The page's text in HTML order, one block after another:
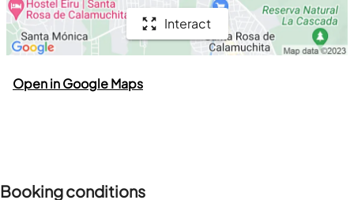
Interact
Open in Google Maps
Booking conditions